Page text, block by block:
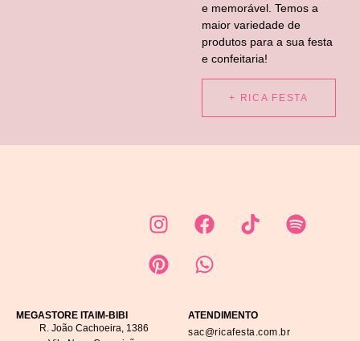
e memorável. Temos a
maior variedade de
produtos para a sua festa
e confeitaria!
+ RICA FESTA
MEGASTORE ITAIM-BIBI
R. João Cachoeira, 1386
ATENDIMENTO
sac@ricafesta.com.br